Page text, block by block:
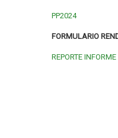
PP2024
FORMULARIO
REPORTE